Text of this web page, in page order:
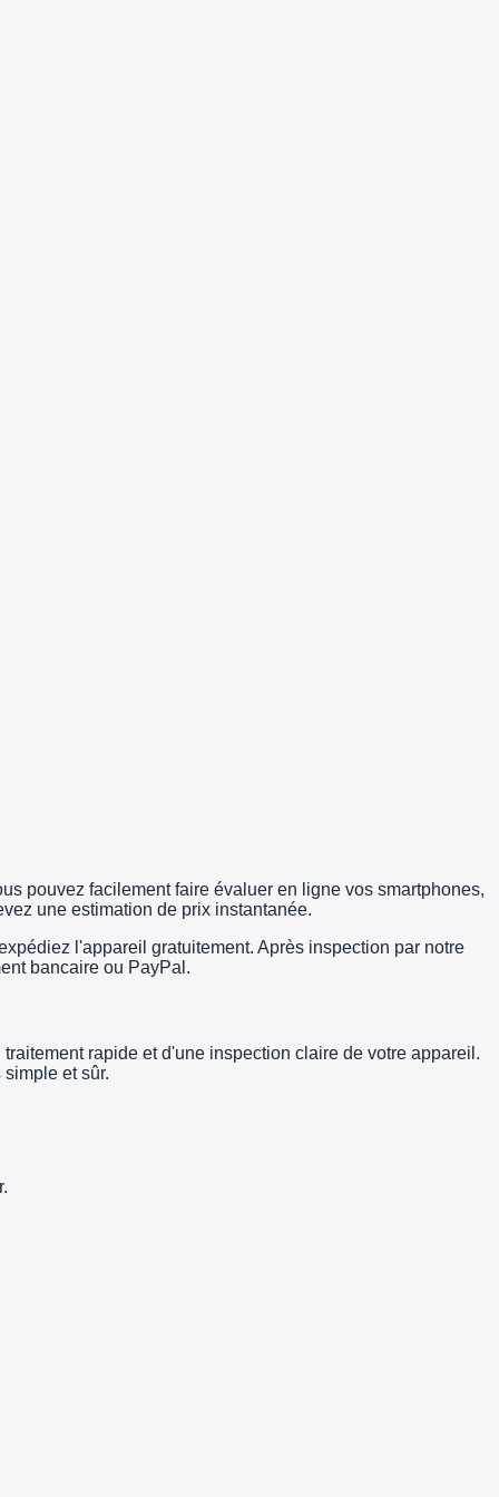
pouvez facilement faire évaluer en ligne vos smartphones,
une estimation de prix instantanée.
l'appareil gratuitement. Après inspection par notre
bancaire ou PayPal.
rapide et d'une inspection claire de votre appareil.
et sûr.